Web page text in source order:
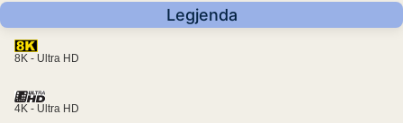
Legjenda
8K - Ultra HD
4K - Ultra HD